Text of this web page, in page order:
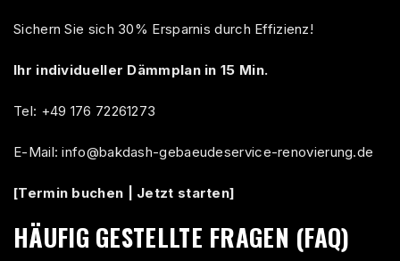
Sichern Sie sich 30% Ersparnis durch Effizienz!
Ihr individueller Dämmplan in 15 Min.
Tel: +49 176 72261273
E-Mail:info@bakdash-gebaeudeservice-renovierung.de
[Termin buchen | Jetzt starten]
HÄUFIG GESTELLTE FRAGEN (FAQ)